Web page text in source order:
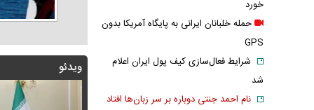
ویدئو
خورد
حمله خلبانان ایرانی به پایگاه آمریکا بدون
GPS
شرایط فعال‌سازی کیف پول ایران اعلام
شد
نام احمد جنتی دوباره بر سر زبان‌ها افتاد